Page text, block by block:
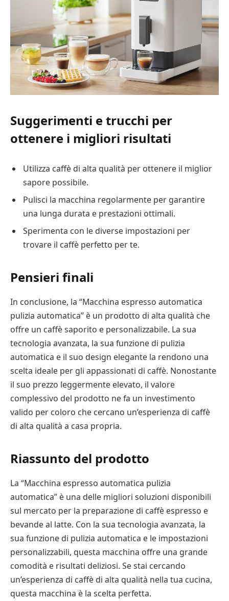
Suggerimenti e trucchi per
ottenere i migliori risultati
Utilizza caffè di alta qualità per ottenere il miglior
sapore possibile.
Pulisci la macchina regolarmente per garantire
una lunga durata e prestazioni ottimali.
Sperimenta con le diverse impostazioni per
trovare il caffè perfetto per te.
Pensieri finali
In conclusione, la “Macchina espresso automatica
pulizia automatica” è un prodotto di alta qualità che
offre un caffè saporito e personalizzabile. La sua
tecnologia avanzata, la sua funzione di pulizia
automatica e il suo design elegante la rendono una
scelta ideale per gli appassionati di caffè. Nonostante
il suo prezzo leggermente elevato, il valore
complessivo del prodotto ne fa un investimento
valido per coloro che cercano un’esperienza di caffè
di alta qualità a casa propria.
Riassunto del prodotto
La “Macchina espresso automatica pulizia
automatica” è una delle migliori soluzioni disponibili
sul mercato per la preparazione di caffè espresso e
bevande al latte. Con la sua tecnologia avanzata, la
sua funzione di pulizia automatica e le impostazioni
personalizzabili, questa macchina offre una grande
comodità e risultati deliziosi. Se stai cercando
un’esperienza di caffè di alta qualità nella tua cucina,
questa macchina è la scelta perfetta.